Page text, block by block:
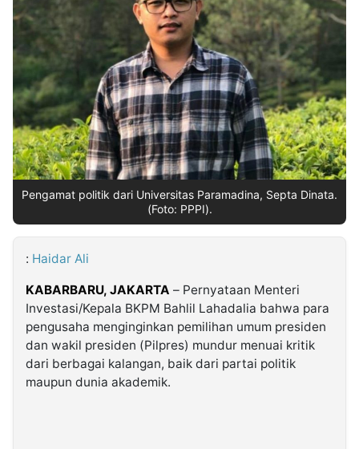
Partner
Insight
NTB
Suara
Time
Lens
IDN
Daily
Jogja
Jalan
Rakyat
Idealita
News
Kita
Notice
Radar
Baru
Seedbacklink
Follow
Kabarbaru
Kabarbaru.co
2026
Pengamat politik dari Universitas Paramadina, Septa Dinata.
(Foto: PPPI).
: Haidar Ali
KABARBARU, JAKARTA – Pernyataan Menteri
Investasi/Kepala BKPM Bahlil Lahadalia bahwa para
pengusaha menginginkan pemilihan umum presiden
dan wakil presiden (Pilpres) mundur menuai kritik
dari berbagai kalangan, baik dari partai politik
maupun dunia akademik.